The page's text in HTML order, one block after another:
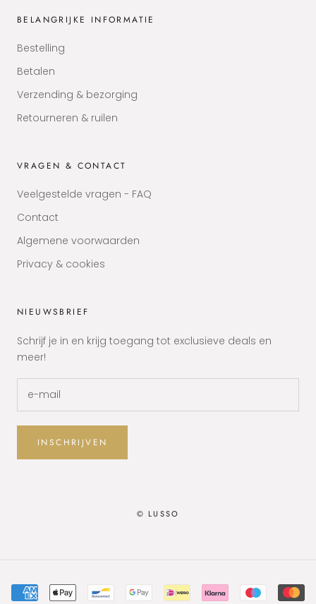
BELANGRIJKE INFORMATIE
Bestelling
Betalen
Verzending & bezorging
Retourneren & ruilen
VRAGEN & CONTACT
Veelgestelde vragen - FAQ
Contact
Algemene voorwaarden
Privacy & cookies
NIEUWSBRIEF
Schrijf je in en krijg toegang tot exclusieve deals en
meer!
INSCHRIJVEN
© LUSSO